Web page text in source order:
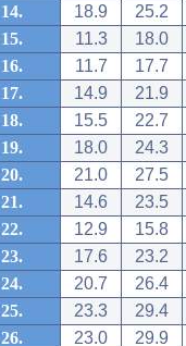
14.
18.9
25.2
15.
11.3
18.0
16.
11.7
17.7
17.
14.9
21.9
18.
15.5
22.7
19.
18.0
24.3
20.
21.0
27.5
21.
14.6
23.5
22.
12.9
15.8
23.
17.6
23.2
24.
20.7
26.4
25.
23.3
29.4
26.
23.0
29.9